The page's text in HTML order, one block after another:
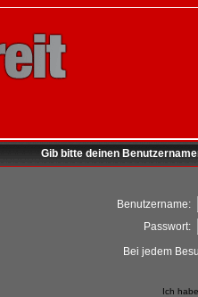
Gib bitte deinen
Benutzername:
Passwort:
Bei jedem
Ich